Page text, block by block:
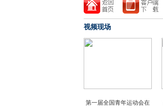
视频现场
第一届全国青年运动会在